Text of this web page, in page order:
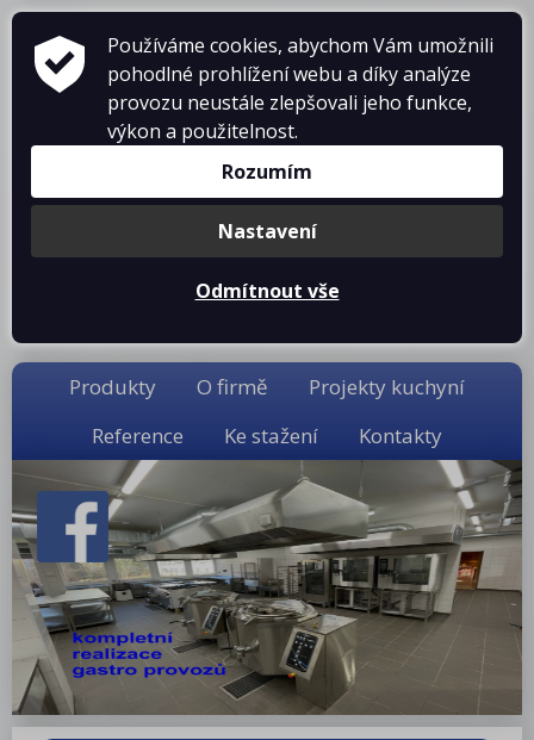
ZAŘÍZENÍ PRO GASTRONOMII
prodej • montáž • servis
telefon: 475 601 323
Produkty O firmě
Projekty kuchyní
Reference
Ke stažení Kontakty
Používáme cookies, abychom Vám umožnili
pohodlné prohlížení webu a díky analýze
provozu neustále zlepšovali jeho funkce,
výkon a použitelnost.
Rozumím
Nastavení
Odmítnout vše